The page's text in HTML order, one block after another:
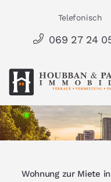
springen
Telefonisch
069 27 24
Wohnung zur Miete